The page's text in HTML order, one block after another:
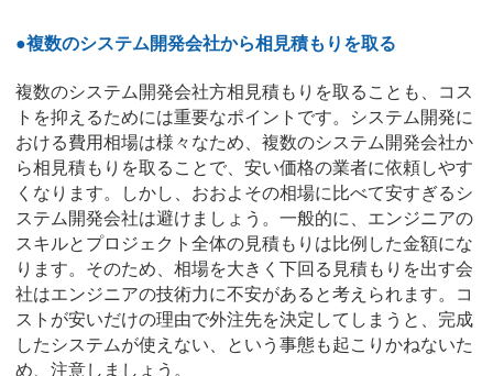
●複数のシステム開発会社から相見積もりを取る
複数のシステム開発会社方相見積もりを取ることも、コス
トを抑えるためには重要なポイントです。システム開発に
おける費用相場は様々なため、複数のシステム開発会社か
ら相見積もりを取ることで、安い価格の業者に依頼しやす
くなります。しかし、おおよその相場に比べて安すぎるシ
ステム開発会社は避けましょう。一般的に、エンジニアの
スキルとプロジェクト全体の見積もりは比例した金額にな
ります。そのため、相場を大きく下回る見積もりを出す会
社はエンジニアの技術力に不安があると考えられます。コ
ストが安いだけの理由で外注先を決定してしまうと、完成
したシステムが使えない、という事態も起こりかねないた
め、注意しましょう。